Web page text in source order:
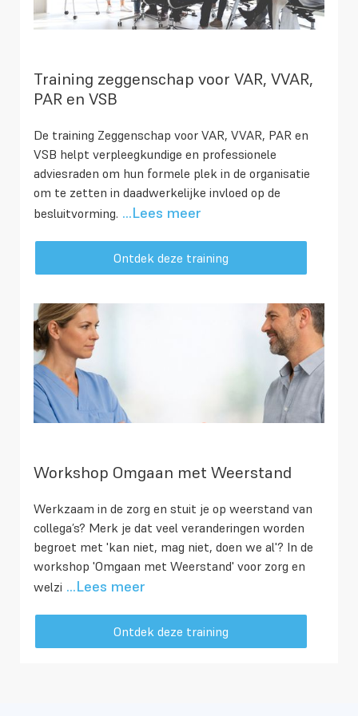
Training zeggenschap voor VAR, VVAR,
PAR en VSB
De training Zeggenschap voor VAR, VVAR, PAR en
VSB helpt verpleegkundige en professionele
adviesraden om hun formele plek in de organisatie
om te zetten in daadwerkelijke invloed op de
besluitvorming. ...Lees meer
Ontdek deze training
Workshop Omgaan met Weerstand
Werkzaam in de zorg en stuit je op weerstand van
collega’s? Merk je dat veel veranderingen worden
begroet met 'kan niet, mag niet, doen we al'? In de
workshop 'Omgaan met Weerstand' voor zorg en
welzi ...Lees meer
Ontdek deze training